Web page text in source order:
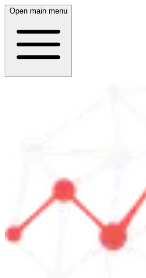
Open main menu